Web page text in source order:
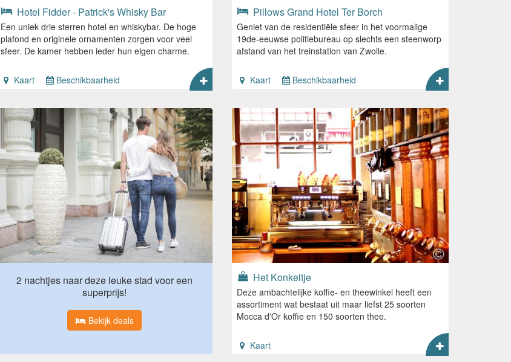
Hotel Fidder - Patrick's Whisky Bar
Een uniek drie sterren hotel en whiskybar. De hoge
plafond en originele ornamenten zorgen voor veel
sfeer. De kamer hebben ieder hun eigen charme.
Kaart Beschikbaarheid
Pillows Grand Hotel Ter Borch
Geniet van de residentiële sfeer in het voormalige
19de-eeuwse politiebureau op slechts een steenworp
afstand van het treinstation van Zwolle.
Kaart Beschikbaarheid
2 nachtjes naar deze leuke stad voor een
superprijs!
Bekijk deals
Het Konkeltje
Deze ambachtelijke koffie- en theewinkel heeft een
assortiment wat bestaat uit maar liefst 25 soorten
Mocca d'Or koffie en 150 soorten thee.
Kaart